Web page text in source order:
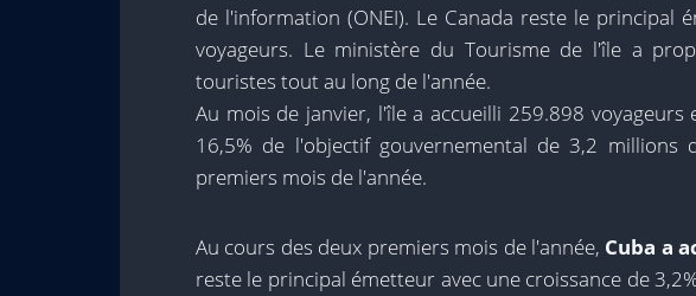
de l'information (ONEI). Le Canada reste le principal
voyageurs. Le ministère du Tourisme de l'île a
touristes tout au long de l'année.
Au mois de janvier, l'île a accueilli 259.898
16,5% de l'objectif gouvernemental de 3,2 millions
premiers mois de l'année.
Au cours des deux premiers mois de l'année, Cuba a
reste le principal émetteur avec une croissance de